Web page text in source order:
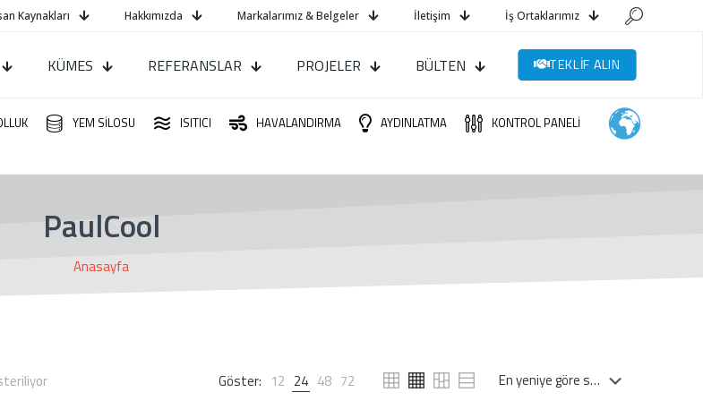
Kaynakları Hakkımızda Markalarımız & Belgeler İletişim İş Ortaklarımız
KÜMES REFERANSLAR PROJELER BÜLTEN TEKLİF ALIN
YEM SİLOSU ISITICI HAVALANDIRMA AYDINLATMA KONTROL PANELİ
PaulCool
Anasayfa
En
Göster: 12 24 48 72